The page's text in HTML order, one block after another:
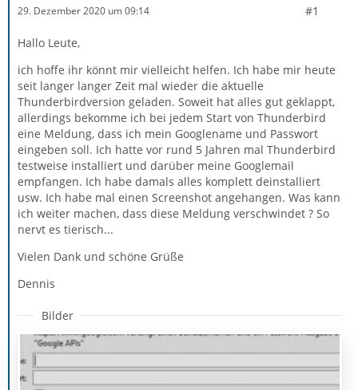
29. Dezember 2020 um 09:14 #1
Hallo Leute,
ich hoffe ihr könnt mir vielleicht helfen. Ich habe mir heute
seit langer langer Zeit mal wieder die aktuelle
Thunderbirdversion geladen. Soweit hat alles gut geklappt,
allerdings bekomme ich bei jedem Start von Thunderbird
eine Meldung, dass ich mein Googlename und Passwort
eingeben soll. Ich hatte vor rund 5 Jahren mal Thunderbird
testweise installiert und darüber meine Googlemail
empfangen. Ich habe damals alles komplett deinstalliert
usw. Ich habe mal einen Screenshot angehangen. Was kann
ich weiter machen, dass diese Meldung verschwindet ? So
nervt es tierisch...
Vielen Dank und schöne Grüße
Dennis
Bilder